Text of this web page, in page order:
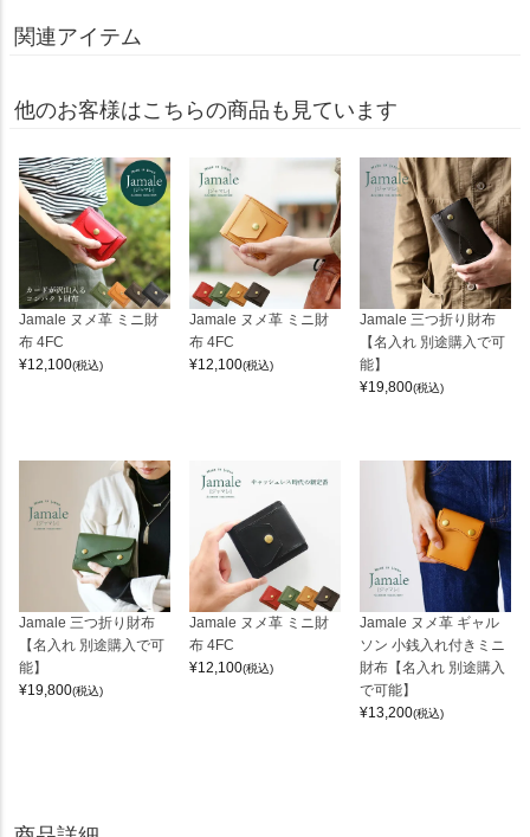
関連アイテム
他のお客様はこちらの商品も見ています
Jamale ヌメ革 ミニ財
布 4FC
¥12,100(税込)
Jamale ヌメ革 ミニ財
布 4FC
¥12,100(税込)
Jamale 三つ折り財布
【名入れ 別途購入で可
能】
¥19,800(税込)
Jamale 三つ折り財布
【名入れ 別途購入で可
能】
¥19,800(税込)
Jamale ヌメ革 ミニ財
布 4FC
¥12,100(税込)
Jamale ヌメ革 ギャル
ソン 小銭入れ付きミニ
財布【名入れ 別途購入
で可能】
¥13,200(税込)